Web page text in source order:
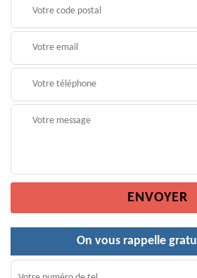
On vous rappelle